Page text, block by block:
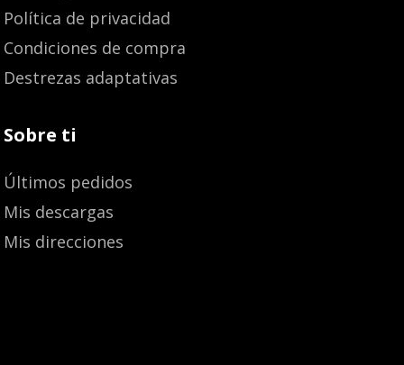
Política de privacidad
Condiciones de compra
Destrezas adaptativas
Sobre ti
Últimos pedidos
Mis descargas
Mis direcciones